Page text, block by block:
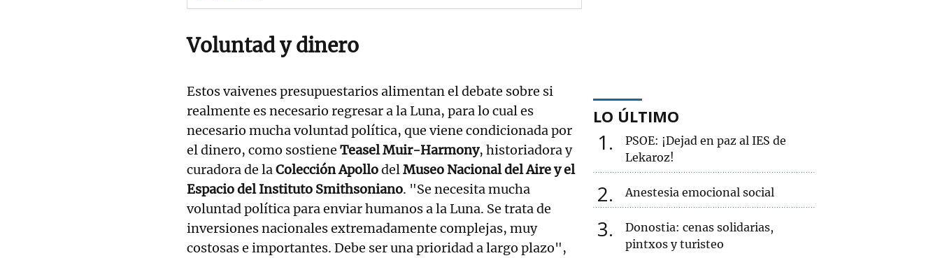
Voluntad y dinero
Estos vaivenes presupuestarios alimentan el debate sobre si
realmente es necesario regresar a la Luna, para lo cual es
necesario mucha voluntad política, que viene condicionada por
el dinero, como sostiene Teasel Muir-Harmony, historiadora y
curadora de laColección ApollodelMuseo Nacional del Aire y el
Espacio del Instituto Smithsoniano. "Se necesita mucha
voluntad política para enviar humanos a la Luna. Se trata de
inversiones nacionales extremadamente complejas, muy
costosas e importantes. Debe ser una prioridad a largo plazo",
LO ÚLTIMO
1
PSOE: ¡Dejad en paz al IES de
Lekaroz!
2 Anestesia emocional social
3
Donostia: cenas solidarias,
pintxos y turisteo